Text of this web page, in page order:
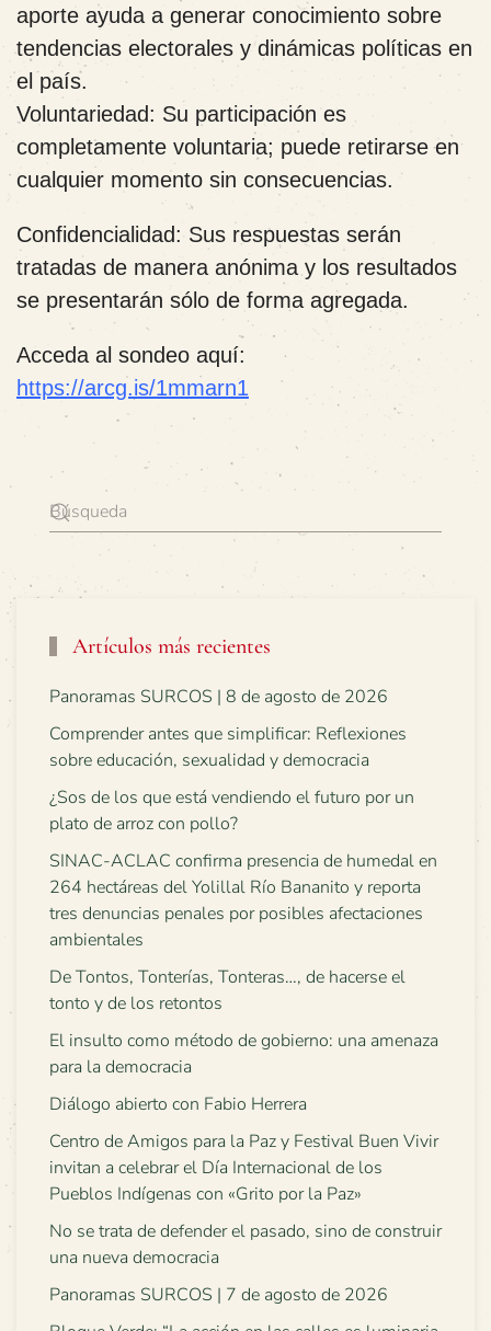
aporte ayuda a generar conocimiento sobre
tendencias electorales y dinámicas políticas en
el país.
Voluntariedad: Su participación es
completamente voluntaria; puede retirarse en
cualquier momento sin consecuencias.
Confidencialidad: Sus respuestas serán
tratadas de manera anónima y los resultados
se presentarán sólo de forma agregada.
Acceda al sondeo aquí:
https://arcg.is/1mmarn1
Artículos más recientes
Panoramas SURCOS | 8 de agosto de 2026
Comprender antes que simplificar: Reflexiones
sobre educación, sexualidad y democracia
¿Sos de los que está vendiendo el futuro por un
plato de arroz con pollo?
SINAC-ACLAC confirma presencia de humedal en
264 hectáreas del Yolillal Río Bananito y reporta
tres denuncias penales por posibles afectaciones
ambientales
De Tontos, Tonterías, Tonteras…, de hacerse el
tonto y de los retontos
El insulto como método de gobierno: una amenaza
para la democracia
Diálogo abierto con Fabio Herrera
Centro de Amigos para la Paz y Festival Buen Vivir
invitan a celebrar el Día Internacional de los
Pueblos Indígenas con «Grito por la Paz»
No se trata de defender el pasado, sino de construir
una nueva democracia
Panoramas SURCOS | 7 de agosto de 2026